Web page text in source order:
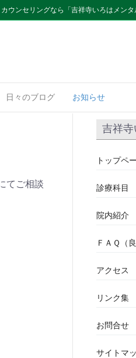
ウンセリングなら「吉祥寺いろはメンタ
日々のブログ お知らせ
てご相談
吉祥寺
トップペ
診療科目
院内紹介
ＦＡＱ（
アクセス
リンク集
お問合せ
サイトマ